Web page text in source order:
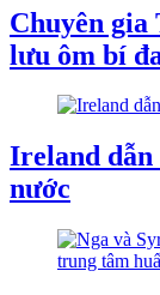
Chuyên gia
lưu ôm bí
Ireland dẫn
nước